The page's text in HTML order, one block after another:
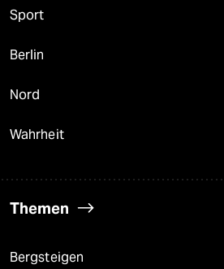
Sport
Berlin
Nord
Wahrheit
Themen
Bergsteigen